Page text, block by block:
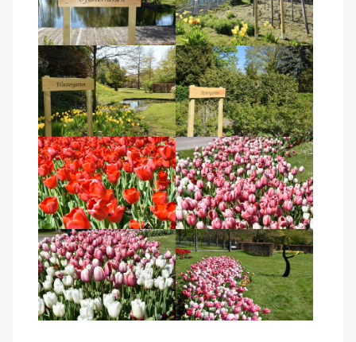
Kontakt
AWO BB Süd